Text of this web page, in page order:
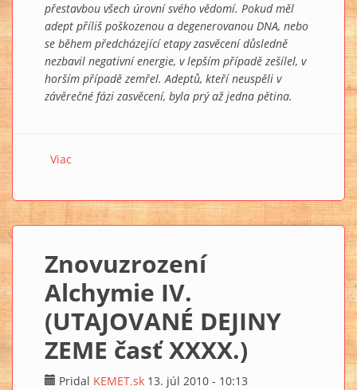
přestavbou všech úrovní svého vědomí. Pokud měl
adept příliš poškozenou a degenerovanou DNA, nebo
se během předcházející etapy zasvěcení důsledně
nezbavil negativní energie, v lepším případě zešílel, v
horším případě zemřel. Adeptů, kteří neuspěli v
závěrečné fázi zasvěcení, byla prý až jedna pětina.
Viac
Znovuzrození
Alchymie IV.
(UTAJOVANÉ DEJINY
ZEME časť XXXX.)
Pridal KEMET.sk 13. júl 2010 - 10:13